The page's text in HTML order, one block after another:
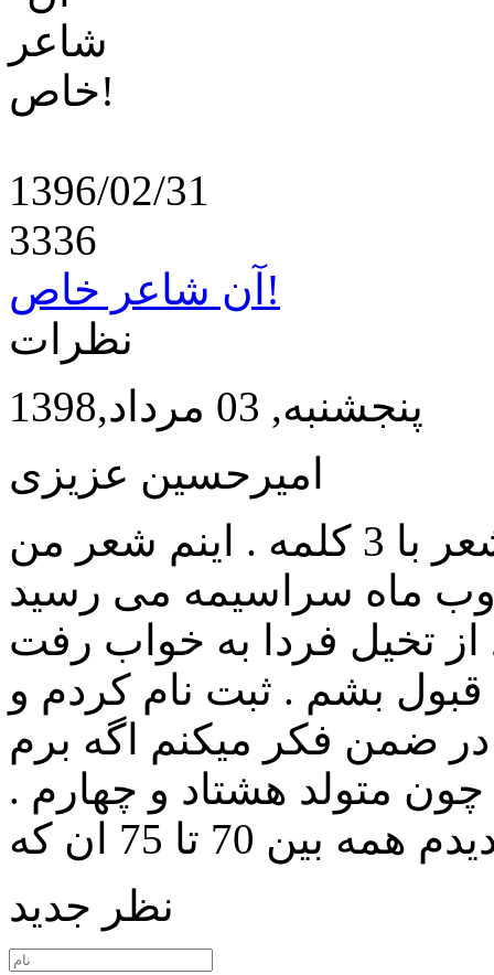
1396/02/31
3336
آن شاعر خاص!
نظرات
پنجشنبه, 03 مرداد,1398
امیرحسین عزیزی
ماه سراسیمه می رسید
تخیل فردا به خواب رفت
قبول بشم . ثبت نام کردم و
ضمن فکر میکنم اگه برم
متولد هشتاد و چهارم .
نظر جدید